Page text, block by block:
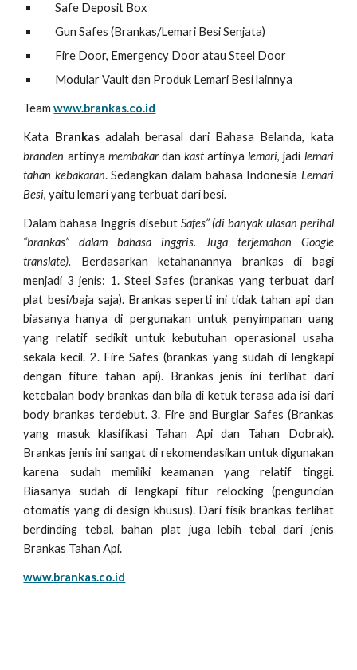
Safe Deposit Box
Gun Safes (Brankas/Lemari Besi Senjata)
Fire Door, Emergency Door atau Steel Door
Modular Vault dan Produk Lemari Besi lainnya
Teamwww.brankas.co.id
Kata Brankasadalah berasal dari Bahasa Belanda, kata
branden artinya membakardankast artinyalemari, jadi lemari
tahan kebakaran. Sedangkan dalam bahasa Indonesia Lemari
Besi, yaitu lemari yang terbuat dari besi.
Dalam bahasa Inggris disebut Safes” (di banyak ulasan perihal
“brankas” dalam bahasa inggris. Juga terjemahan Google
translate). Berdasarkan ketahanannya brankas di bagi
menjadi 3 jenis: 1. Steel Safes (brankas yang terbuat dari
plat besi/baja saja). Brankas seperti ini tidak tahan api dan
biasanya hanya di pergunakan untuk penyimpanan uang
yang relatif sedikit untuk kebutuhan operasional usaha
sekala kecil. 2. Fire Safes (brankas yang sudah di lengkapi
dengan fiture tahan api). Brankas jenis ini terlihat dari
ketebalan body brankas dan bila di ketuk terasa ada isi dari
body brankas terdebut. 3. Fire and Burglar Safes (Brankas
yang masuk klasifikasi Tahan Api dan Tahan Dobrak).
Brankas jenis ini sangat di rekomendasikan untuk digunakan
karena sudah memiliki keamanan yang relatif tinggi.
Biasanya sudah di lengkapi fitur relocking (penguncian
otomatis yang di design khusus). Dari fisik brankas terlihat
berdinding tebal, bahan plat juga lebih tebal dari jenis
Brankas Tahan Api.
www.brankas.co.id